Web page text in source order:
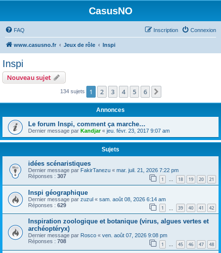
CasusNO
FAQ Connexion
Inscription
www.casusno.fr Jeux de rôle Inspi
Inspi
Nouveau sujet
134 sujets 1 2 3 4 5 6
Annonces
Le forum Inspi, comment ça marche…
Dernier message par Kandjar« jeu. févr. 23, 2017 9:07 am
Sujets
idées scénaristiques
Dernier message par FakirTanezu « mar. juil. 21, 2026 7:22 pm
Réponses : 307 1 … 18 19 20 21
Inspi géographique
Dernier message par zuzul « sam. août 08, 2026 6:14 am
Réponses : 629 1 39 40 41 42
Inspiration zoologique et botanique (virus, algues vertes et
archéoptéryx)
Dernier message par Rosco « ven. août 07, 2026 9:08 pm
Réponses : 708 1 … 45 46 47 48